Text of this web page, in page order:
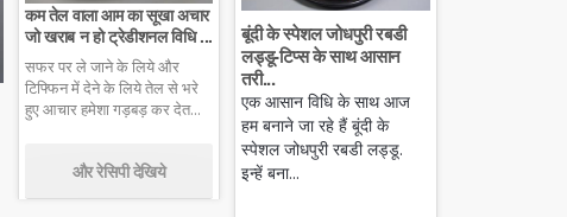
कम तेल वाला आम का सूखा अचार
जो खराब न हो ट्रेडीशनल विधि ...
सफर पर ले जाने के लिये और
टिफ्फिन में देने के लिये तेल से भरे
हुए आचार हमेशा गड़बड़ कर देत...
और रेसिपी देखिये
बूंदी के स्पेशल जोधपुरी रबडी
लड्डू-टिप्स के साथ आसान
तरी...
एक आसान विधि के साथ आज
हम बनाने जा रहे हैं बूंदी के
स्पेशल जोधपुरी रबडी लड्डू.
इन्हें बना...